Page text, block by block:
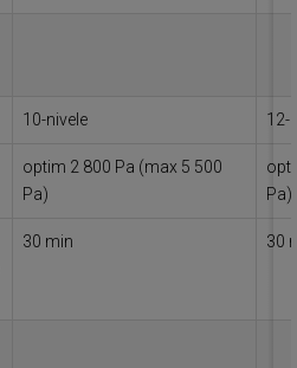
10-nivele 12-
optim 2 800 Pa (max 5 500
Pa)
Pa)
30 min 30